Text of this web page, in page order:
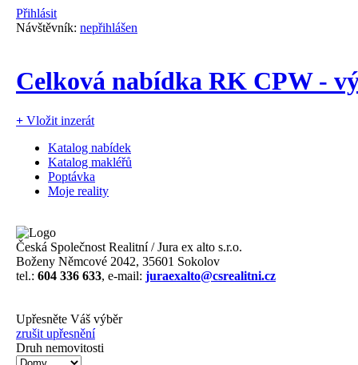
Přihlásit
Návštěvník: nepřihlášen
Celková nabídka RK CPW -
+ Vložit inzerát
Katalog nabídek
Katalog makléřů
Poptávka
Moje reality
Česká Společnost Realitní / Jura ex alto s.r.o.
Boženy Němcové 2042, 35601 Sokolov
tel.: 604 336 633, e-mail: juraexalto@csrealitni.cz
Upřesněte Váš výběr
zrušit upřesnění
Druh nemovitosti